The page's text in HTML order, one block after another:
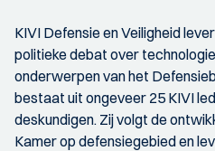
KIVI Defensie en Veiligheid
politieke debat over
onderwerpen van het
bestaat uit ongeveer 25 KIVI
deskundigen. Zij volgt de
Kamer op defensiegebied en